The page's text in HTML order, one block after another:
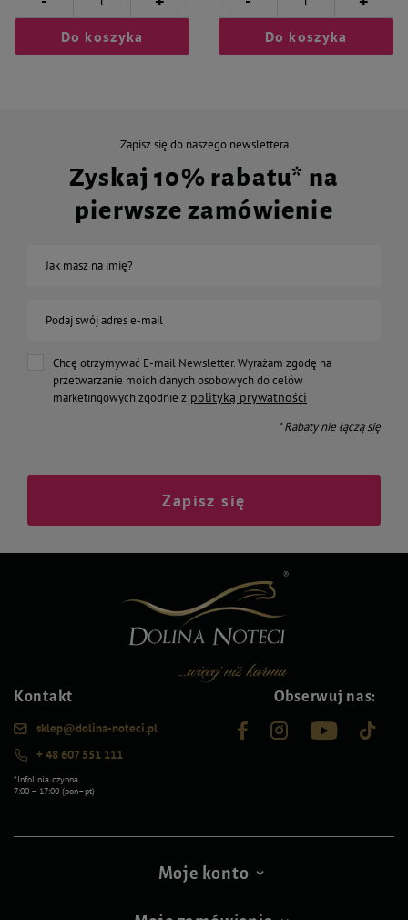
Do koszyka Do koszyka
Zapisz się do naszego newslettera
Zyskaj 10% rabatu* na
pierwsze zamówienie
Jak masz na imię?
Podaj swój adres e-mail
Chcę otrzymywać E-mail Newsletter. Wyrażam zgodę na
przetwarzanie moich danych osobowych do celów
marketingowych zgodnie z polityką prywatności
* Rabaty nie łączą się
Zapisz się
Kontakt
sklep@dolina-noteci.pl
+ 48 607 551 111
*Infolinia czynna
7:00 – 17:00 (pon–pt)
Obserwuj nas:
Moje konto